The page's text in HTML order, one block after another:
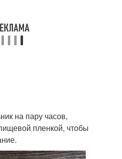
на пару часов,
пленкой, чтобы